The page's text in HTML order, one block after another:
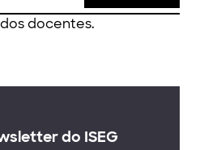
docentes.
do ISEG